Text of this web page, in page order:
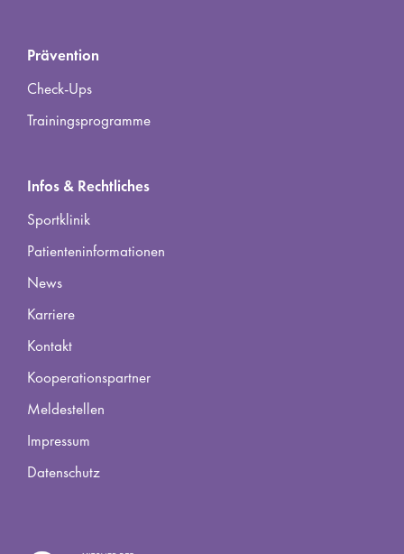
Prävention
Check-Ups
Trainingsprogramme
Infos & Rechtliches
Sportklinik
Patienteninformationen
News
Karriere
Kontakt
Kooperationspartner
Meldestellen
Impressum
Datenschutz